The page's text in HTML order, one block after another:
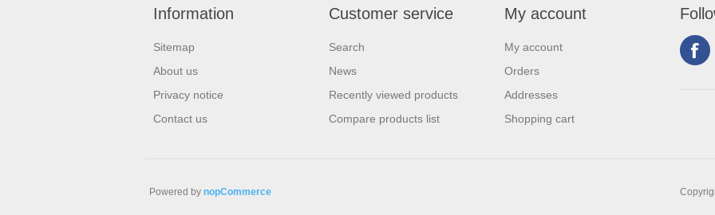
Information
Sitemap
About us
Privacy notice
Contact us
Customer service
Search
News
Recently viewed products
Compare products list
My account
My account
Orders
Addresses
Shopping cart
Powered by nopCommerce